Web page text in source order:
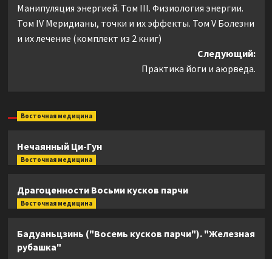
Манипуляция энергией. Том III. Физиология энергии.
Том IV Меридианы, точки и их эффекты. Том V Болезни
и их лечение (комплект из 2 книг)
Следующий:
Практика йоги и аюрведа.
Восточная медицина
Нечаянный Ци-Гун
Восточная медицина
Драгоценности Восьми кусков парчи
Восточная медицина
Бадуаньцзинь ("Восемь кусков парчи"). "Железная
рубашка"